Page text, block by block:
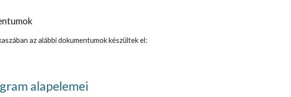
az alábbi dokumentumok készültek el:
alapelemei